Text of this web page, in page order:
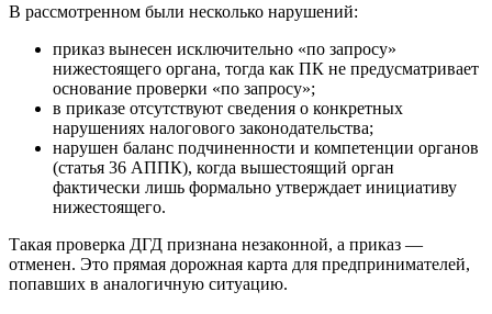
В рассмотренном были несколько нарушений:
приказ вынесен исключительно «по запросу»
нижестоящего органа, тогда как ПК не предусматривает
основание проверки «по запросу»;
в приказе отсутствуют сведения о конкретных
нарушениях налогового законодательства;
нарушен баланс подчиненности и компетенции органов
(статья 36 АППК), когда вышестоящий орган
фактически лишь формально утверждает инициативу
нижестоящего.
Такая проверка ДГД признана незаконной, а приказ —
отменен. Это прямая дорожная карта для предпринимателей,
попавших в аналогичную ситуацию.